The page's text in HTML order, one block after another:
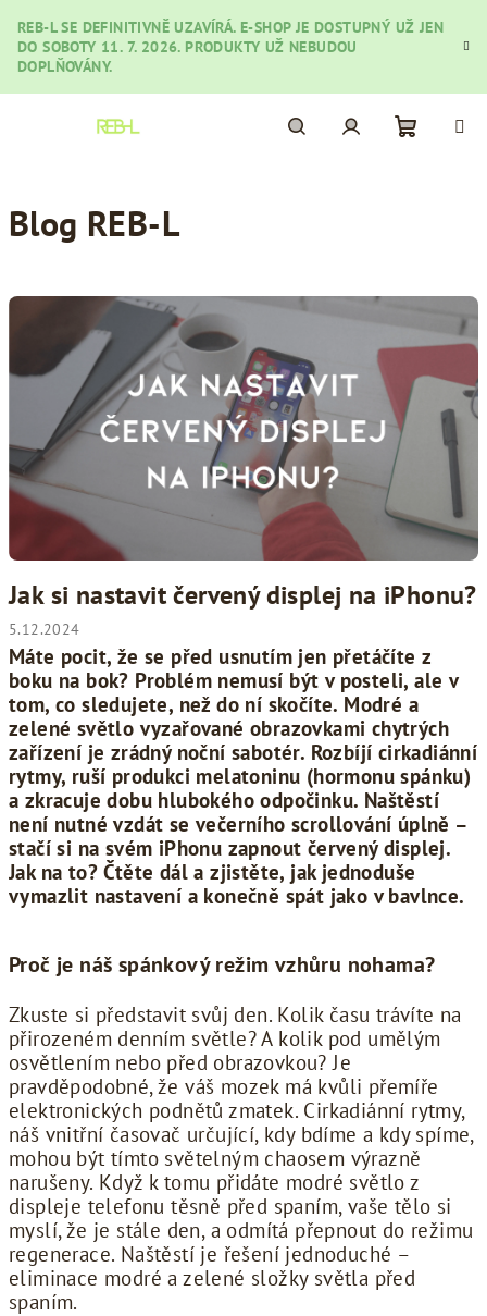
obsah
REB-L SE DEFINITIVNĚ UZAVÍRÁ. E-SHOP JE DOSTUPNÝ UŽ JEN
DO SOBOTY 11. 7. 2026. PRODUKTY UŽ NEBUDOU
DOPLŇOVÁNY.
Blog REB-L
ý
i
l
á
k
ů
Jak si nastavit červený displej na iPhonu?
5.12.2024
Máte pocit, že se před usnutím jen přetáčíte z
boku na bok? Problém nemusí být v posteli, ale v
tom, co sledujete, než do ní skočíte. Modré a
zelené světlo vyzařované obrazovkami chytrých
zařízení je zrádný noční sabotér. Rozbíjí cirkadiánní
rytmy, ruší produkci melatoninu (hormonu spánku)
a zkracuje dobu hlubokého odpočinku. Naštěstí
není nutné vzdát se večerního scrollování úplně –
stačí si na svém iPhonu zapnout červený displej.
Jak na to? Čtěte dál a zjistěte, jak jednoduše
vymazlit nastavení a konečně spát jako v bavlnce.
Proč je náš spánkový režim vzhůru nohama?
Zkuste si představit svůj den. Kolik času trávíte na
přirozeném denním světle? A kolik pod umělým
osvětlením nebo před obrazovkou? Je
pravděpodobné, že váš mozek má kvůli přemíře
elektronických podnětů zmatek. Cirkadiánní rytmy,
náš vnitřní časovač určující, kdy bdíme a kdy spíme,
mohou být tímto světelným chaosem výrazně
narušeny. Když k tomu přidáte modré světlo z
displeje telefonu těsně před spaním, vaše tělo si
myslí, že je stále den, a odmítá přepnout do režimu
regenerace. Naštěstí je řešení jednoduché –
eliminace modré a zelené složky světla před
spaním.